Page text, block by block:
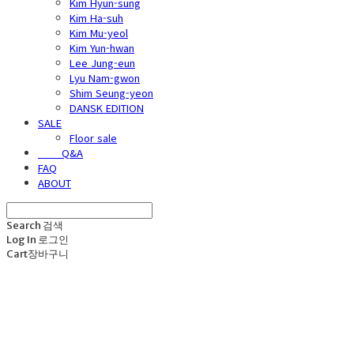
Kim Hyun-sung
Kim Ha-suh
Kim Mu-yeol
Kim Yun-hwan
Lee Jung-eun
Lyu Nam-gwon
Shim Seung-yeon
DANSK EDITION
SALE
Floor sale
⠀⠀⠀Q&A
FAQ
ABOUT
Search 검색
Log In 로그인
Cart장바구니